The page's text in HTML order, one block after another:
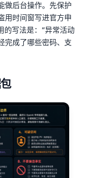
做后台操作。先保护
用时间窗写进官方申
的写法是：“异常活动
完成了哪些密码、支